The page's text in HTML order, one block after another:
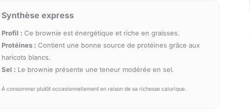
Synthèse express
Profil : Ce brownie est énergétique et riche en graisses.
Protéines : Contient une bonne source de protéines grâce aux
haricots blancs.
Sel : Le brownie présente une teneur modérée en sel.
À consommer plutôt occasionnellement en raison de sa richesse calorique.